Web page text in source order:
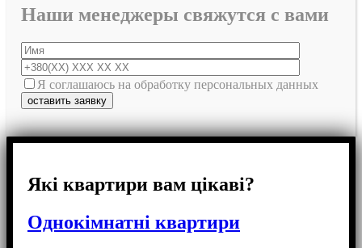
Наши менеджеры свяжутся с вами
Я соглашаюсь на обработку персональных данных
Які квартири вам цікаві?
Однокімнатні квартири